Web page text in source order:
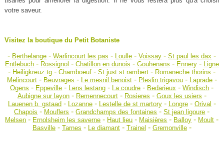
votre saveur.
Visitez la boutique du Petit Botaniste
- Berthelange -Warlincourt les pas - Loulle -Voissay -St paul les dax -
Entlebuch- Rossignol - Chatillon en dunois - Gouhenans - Ennery- Ligne
- Heiligkreuz tg -Chamboeuf -St just st rambert - Romaneche thorins -
Melincourt- Beuvrages - Le mesnil benoist- Pleslin trigavou- Laprade-
Ogens - Eppeville - Lens lestang - La coudre - Bedarieux -Windisch -
Aubigne sur layon- Remennecourt- Rosieres - Goux les usiers -
Lauenen b. gstaad- Lozanne- Lestelle de st martory- Longre- Orival -
Chapois - Mouflers -Grandchamps des fontaines -St jean ligoure -
Melsen - Ernolsheim les saverne - Haut lieu - Maisières - Balloy - Moult -
Basville- Tarnes - Le diamant- Trainel - Gremonville-